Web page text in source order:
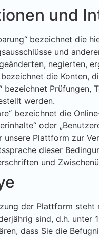
und
bezeichnet die
und
negierten,
bezeichnet die Konten,
bezeichnet
werden.
bezeichnet die
oder
unsere Plattform zur
dieser
und
der Plattform steht
sind, d.h. unter
dass Sie die